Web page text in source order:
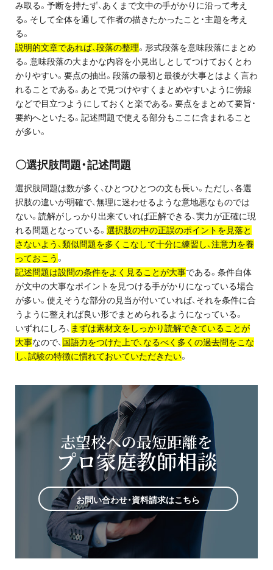
プロ教師が届ける
公式LINE＠
0120-11-3967
受付:9:30～21:30(定休:日曜・祝日)
お問い合わせ・資料請求
無料体験授業とは
み取る。予断を持たず、あくまで文中の手がかりに沿って考え
る。そして全体を通して作者の描きたかったこと・主題を考え
る。
説明的文章であれば、段落の整理。形式段落を意味段落にまとめ
る。意味段落の大まかな内容を小見出しとしてつけておくとわ
かりやすい。要点の抽出。段落の最初と最後が大事とはよく言わ
れることである。あとで見つけやすくまとめやすいように傍線
などで目立つようにしておくと楽である。要点をまとめて要旨・
要約へといたる。記述問題で使える部分もここに含まれること
が多い。
〇選択肢問題・記述問題
選択肢問題は数が多く、ひとつひとつの文も長い。ただし、各選
択肢の違いが明確で、無理に迷わせるような意地悪なものでは
ない。読解がしっかり出来ていれば正解できる、実力が正確に現
れる問題となっている。 選択肢の中の正誤のポイントを見落と
さないよう、類似問題を多くこなして十分に練習し、注意力を養
っておこう。
記述問題は設問の条件をよく見ることが大事である。条件自体
が文中の大事なポイントを見つける手がかりになっている場合
が多い。使えそうな部分の見当が付いていれば、それを条件に合
うように整えれば良い形でまとめられるようになっている。
いずれにしろ、 まずは素材文をしっかり読解できていることが
大事なので、 国語力をつけた上で、なるべく多くの過去問をこな
し、試験の特徴に慣れておいていただきたい。
志望校への最短距離を
プロ家庭教師相談
お問い合わせ・資料請求はこちら